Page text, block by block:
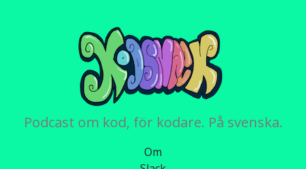
Podcast om kod, för kodare. På svenska.
Om